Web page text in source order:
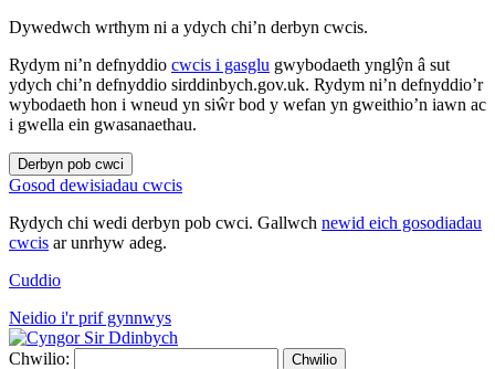
Dywedwch wrthym ni a ydych chi’n derbyn cwcis.
Rydym ni’n defnyddio cwcis i gasglu gwybodaeth ynglŷn â sut
ydych chi’n defnyddio sirddinbych.gov.uk. Rydym ni’n defnyddio’r
wybodaeth hon i wneud yn siŵr bod y wefan yn gweithio’n iawn ac
i gwella ein gwasanaethau.
Derbyn pob cwci
Gosod dewisiadau cwcis
Rydych chi wedi derbyn pob cwci. Gallwch newid eich gosodiadau
cwcis ar unrhyw adeg.
Cuddio
Neidio i'r prif gynnwys
Chwilio: Chwilio